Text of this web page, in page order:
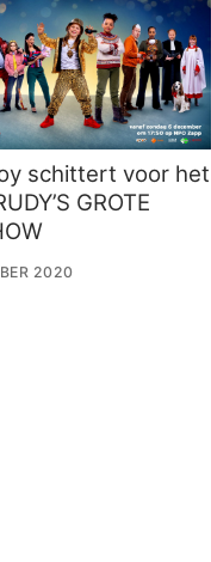
schittert voor het
GROTE
2020